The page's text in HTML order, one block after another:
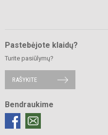
Pastebėjote klaidų?
Turite pasiūlymų?
RAŠYKITE
Bendraukime